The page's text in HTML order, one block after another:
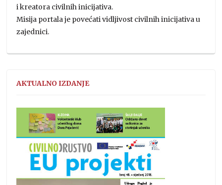
i kreatora civilnih inicijativa.
Misija portala je povećati vidljivost civilnih inicijativa u
zajednici.
AKTUALNO IZDANJE